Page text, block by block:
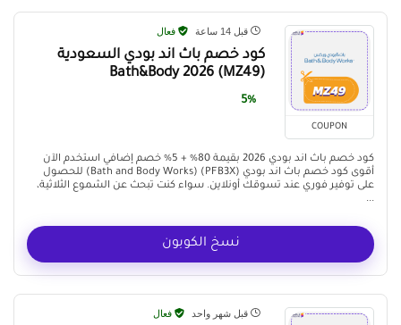
COUPON
قبل 14 ساعة فعال
كود خصم باث اند بودي السعودية
(MZ49) Bath&Body 2026
5%
كود خصم باث اند بودي 2026 بقيمة 80% + 5% خصم إضافي استخدم الآن
أقوى كود خصم باث اند بودي (PFB3X) (Bath and Body Works) للحصول
على توفير فوري عند تسوقك أونلاين. سواء كنت تبحث عن الشموع الثلاثية،
...
نسخ الكوبون
قبل شهر واحد فعال